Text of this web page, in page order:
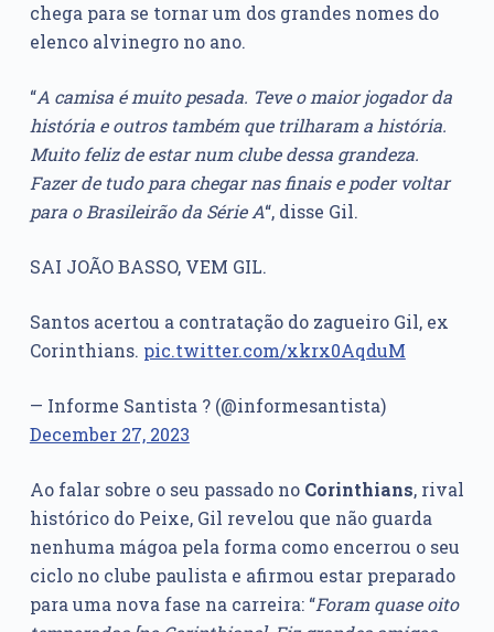
chega para se tornar um dos grandes nomes do
elenco alvinegro no ano.
“A camisa é muito pesada. Teve o maior jogador da
história e outros também que trilharam a história.
Muito feliz de estar num clube dessa grandeza.
Fazer de tudo para chegar nas finais e poder voltar
para o Brasileirão da Série A“, disse Gil.
SAI JOÃO BASSO, VEM GIL.
Santos acertou a contratação do zagueiro Gil, ex
Corinthians. pic.twitter.com/xkrx0AqduM
— Informe Santista ?️ (@informesantista)
December 27, 2023
Ao falar sobre o seu passado no Corinthians, rival
histórico do Peixe, Gil revelou que não guarda
nenhuma mágoa pela forma como encerrou o seu
ciclo no clube paulista e afirmou estar preparado
para uma nova fase na carreira: “Foram quase oito